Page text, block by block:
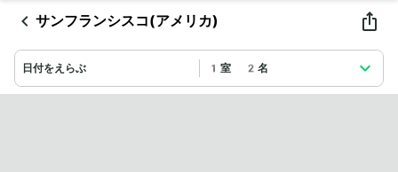
サンフランシスコ(アメリカ)
日付をえらぶ 1室 2名